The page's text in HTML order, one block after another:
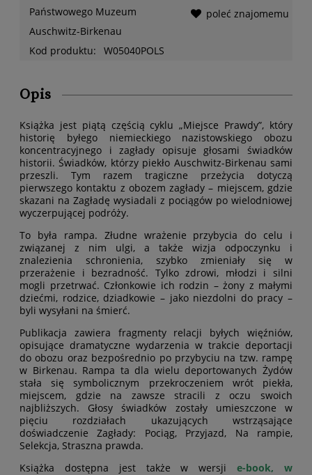
Państwowego Muzeum
Auschwitz-Birkenau
Kod produktu:
W05040POLS
poleć znajomemu
Opis
Książka jest piątą częścią cyklu „Miejsce Prawdy”, który
historię byłego niemieckiego nazistowskiego obozu
koncentracyjnego i zagłady opisuje głosami świadków
historii. Świadków, którzy piekło Auschwitz-Birkenau sami
przeszli. Tym razem tragiczne przeżycia dotyczą
pierwszego kontaktu z obozem zagłady – miejscem, gdzie
skazani na Zagładę wysiadali z pociągów po wielodniowej
wyczerpującej podróży.
To była rampa. Złudne wrażenie przybycia do celu i
związanej z nim ulgi, a także wizja odpoczynku i
znalezienia schronienia, szybko zmieniały się w
przerażenie i bezradność. Tylko zdrowi, młodzi i silni
mogli przetrwać. Członkowie ich rodzin – żony z małymi
dziećmi, rodzice, dziadkowie – jako niezdolni do pracy –
byli wysyłani na śmierć.
Publikacja zawiera fragmenty relacji byłych więźniów,
opisujące dramatyczne wydarzenia w trakcie deportacji
do obozu oraz bezpośrednio po przybyciu na tzw. rampę
w Birkenau. Rampa ta dla wielu deportowanych Żydów
stała się symbolicznym przekroczeniem wrót piekła,
miejscem, gdzie na zawsze stracili z oczu swoich
najbliższych. Głosy świadków zostały umieszczone w
pięciu rozdziałach ukazujących wstrząsające
doświadczenie Zagłady: Pociąg, Przyjazd, Na rampie,
Selekcja, Straszna prawda.
Książka dostępna jest także w wersjie-book, w